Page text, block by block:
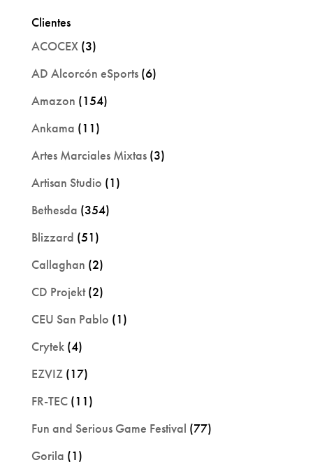
Clientes
ACOCEX(3)
AD Alcorcón eSports(6)
Amazon (154)
Ankama (11)
Artes Marciales Mixtas(3)
Artisan Studio (1)
Bethesda (354)
Blizzard (51)
Callaghan (2)
CD Projekt(2)
CEU San Pablo (1)
Crytek(4)
EZVIZ(17)
FR-TEC(11)
Fun and Serious Game Festival (77)
Gorila (1)